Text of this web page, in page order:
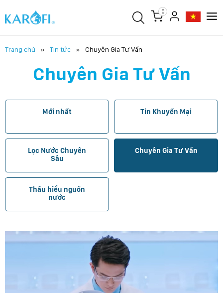
0
Trang chủ Tin tức Chuyên Gia Tư Vấn
Chuyên Gia Tư Vấn
Mới nhất Tin Khuyến Mại
Lọc Nước Chuyên
Sâu
Chuyên Gia Tư Vấn
Thấu hiểu nguồn
nước